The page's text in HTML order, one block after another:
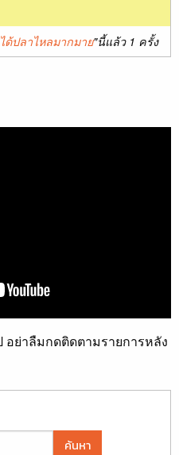
ได้ปลาไหลมากมาย"นี้แล้ว 1 ครั้ง
อย่าลืมกดติดตามรายการหลัง
ค้นหา